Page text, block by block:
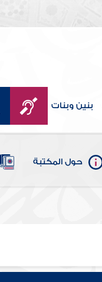
بنين وبنات
حول المكتبة